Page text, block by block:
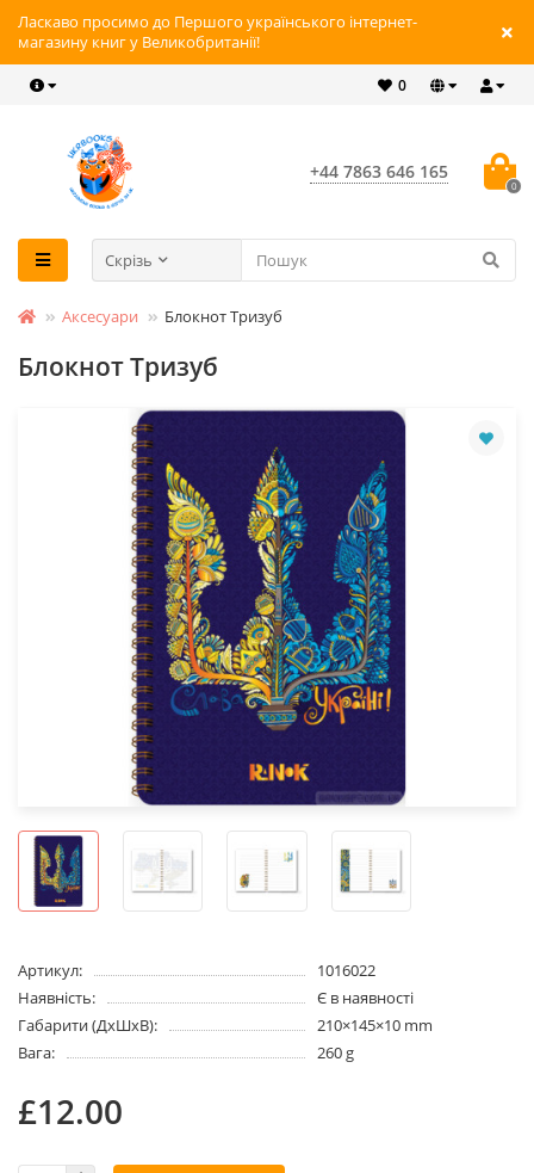
Ласкаво просимо до Першого українського інтернет-
магазину книг у Великобританії!
0
+44 7863 646 165
0
Скрізь
Аксесуари Блокнот Тризуб
Блокнот Тризуб
Артикул:
1016022
Наявність:
Є в наявності
Габарити (ДхШхВ):
210×145×10 mm
Вага:
260 g
£12.00